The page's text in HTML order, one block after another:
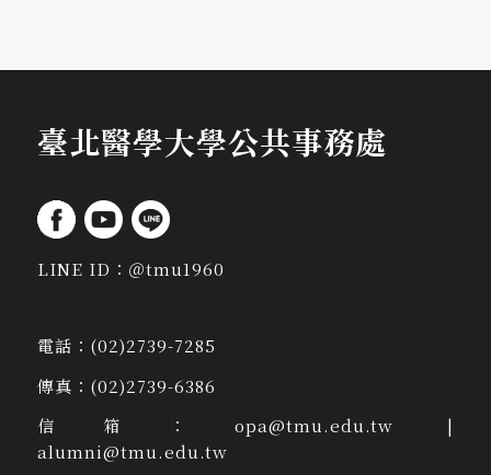
臺北醫學大學公共事務處
LINE ID： ＠tmu1960
電話： (02)2739-7285
傳真： (02)2739-6386
信箱：opa@tmu.edu.tw |
alumni@tmu.edu.tw